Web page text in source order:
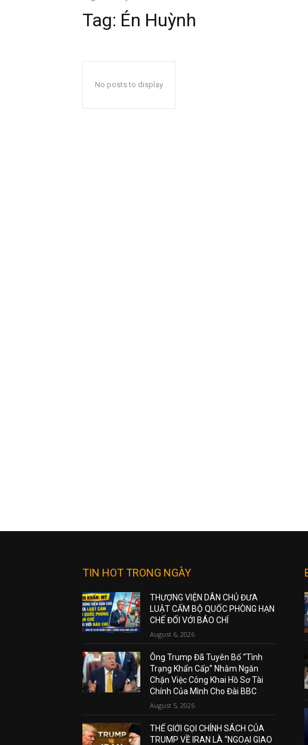
Tag: Én Huỳnh
No posts to display
TIN HOT TRONG NGÀY
THƯỢNG VIỆN DÂN CHỦ ĐƯA
LUẬT CẤM BỘ QUỐC PHÒNG HẠN
CHẾ ĐỐI VỚI BÁO CHÍ
August 6, 2026
Ông Trump Đã Tuyên Bố “Tình
Trạng Khẩn Cấp” Nhằm Ngăn
Chặn Việc Công Khai Hồ Sơ Tài
Chính Của Mình Cho Đài BBC
August 5, 2026
THẾ GIỚI GỌI CHÍNH SÁCH CỦA
TRUMP VỀ IRAN LÀ “NGOẠI GIAO